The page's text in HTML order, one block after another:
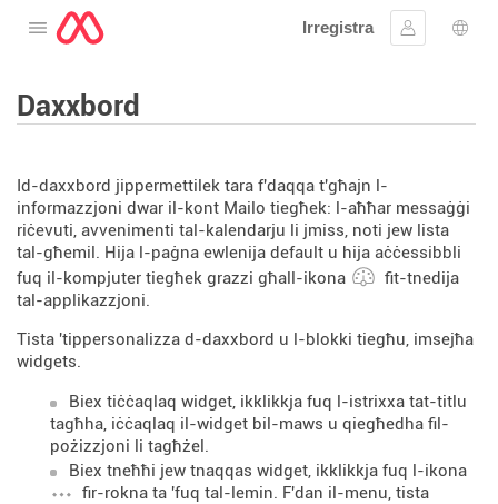
Tiftaħ il-menu
Irregistra
Sinjal
Daxxbord
Id-daxxbord jippermettilek tara f'daqqa t'għajn l-
informazzjoni dwar il-kont Mailo tiegħek: l-aħħar messaġġi
riċevuti, avvenimenti tal-kalendarju li jmiss, noti jew lista
tal-għemil. Hija l-paġna ewlenija default u hija aċċessibbli
fuq il-kompjuter tiegħek grazzi għall-ikona
fit-tnedija
tal-applikazzjoni.
Tista 'tippersonalizza d-daxxbord u l-blokki tiegħu, imsejħa
widgets.
Biex tiċċaqlaq widget, ikklikkja fuq l-istrixxa tat-titlu
tagħha, iċċaqlaq il-widget bil-maws u qiegħedha fil-
pożizzjoni li tagħżel.
Biex tneħħi jew tnaqqas widget, ikklikkja fuq l-ikona
fir-rokna ta 'fuq tal-lemin. F'dan il-menu, tista